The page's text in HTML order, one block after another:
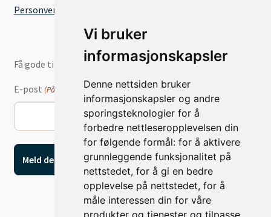
Vi bruker
informasjonskapsler
Denne nettsiden bruker
informasjonskapsler og andre
sporingsteknologier for å
forbedre nettleseropplevelsen din
for følgende formål: for å aktivere
grunnleggende funksjonalitet på
nettstedet, for å gi en bedre
opplevelse på nettstedet, for å
måle interessen din for våre
produkter og tjenester og tilpasse
Personvernserklæring
Få gode tilbud og nyheter på e-post
E-post (Påkrevd)